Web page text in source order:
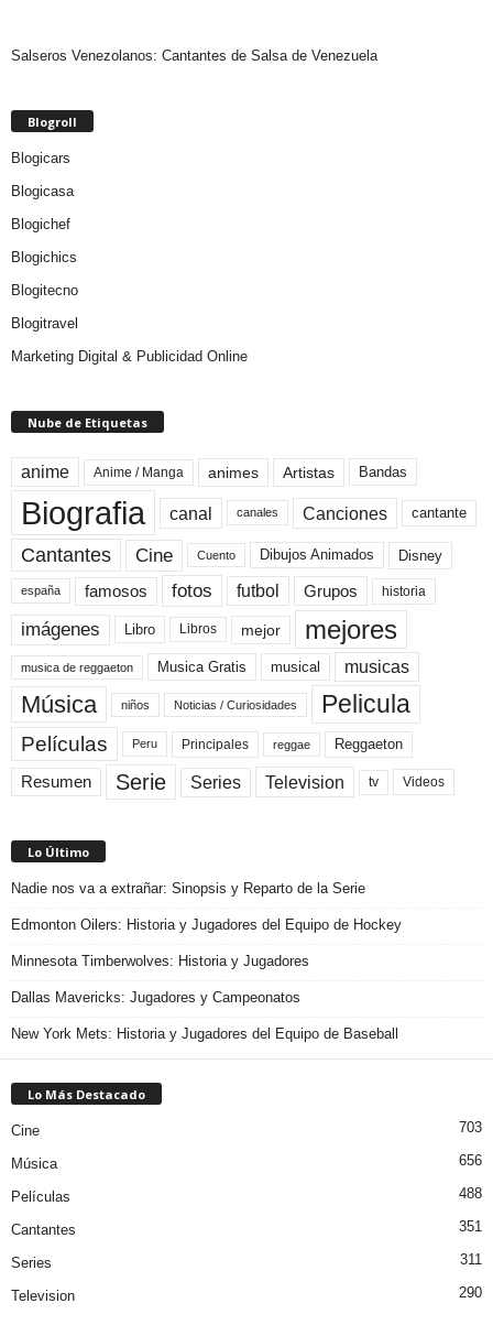
Salseros Venezolanos: Cantantes de Salsa de Venezuela
Blogroll
Blogicars
Blogicasa
Blogichef
Blogichics
Blogitecno
Blogitravel
Marketing Digital & Publicidad Online
Nube de Etiquetas
anime Anime / Manga animes Artistas Bandas
Biografia canal canales Canciones cantante
Cantantes Cine Cuento Dibujos Animados Disney
españa famosos fotos futbol Grupos historia
imágenes Libro Libros mejor mejores
musica de reggaeton Musica Gratis musical musicas
Música niños Noticias / Curiosidades Pelicula
Películas Peru Principales reggae Reggaeton
Resumen Serie Series Television tv Videos
Lo Último
Nadie nos va a extrañar: Sinopsis y Reparto de la Serie
Edmonton Oilers: Historia y Jugadores del Equipo de Hockey
Minnesota Timberwolves: Historia y Jugadores
Dallas Mavericks: Jugadores y Campeonatos
New York Mets: Historia y Jugadores del Equipo de Baseball
Lo Más Destacado
Cine 703
Música 656
Películas 488
Cantantes 351
Series 311
Television 290